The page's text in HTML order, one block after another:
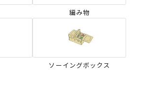
編み物
ソーイングボックス